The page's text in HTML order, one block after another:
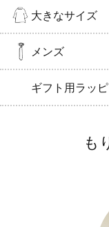
大きなサイズ
メンズ
ギフト用ラッ
も